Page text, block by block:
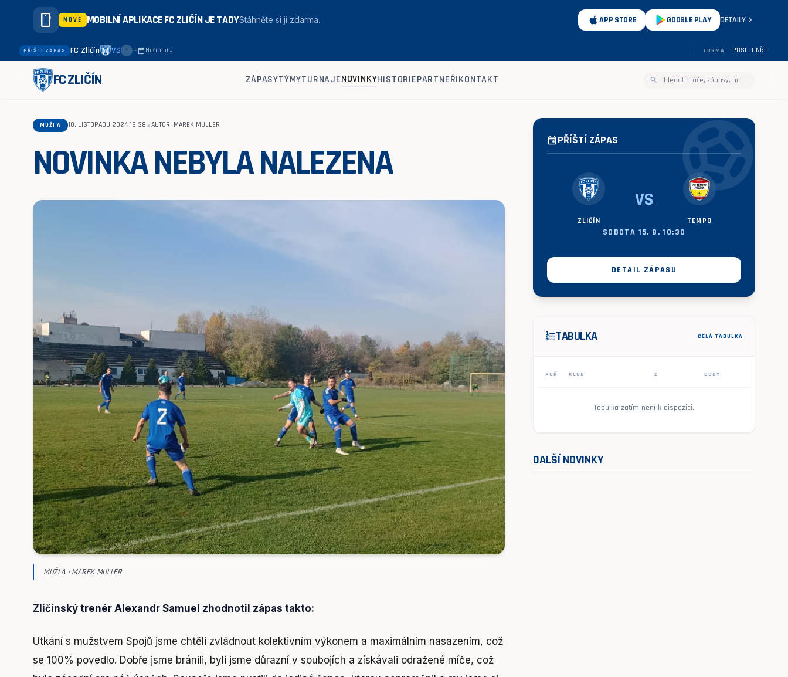
smartphone NOVÉ MOBILNÍ APLIKACE FC ZLIČÍN JE TADYStáhněte si ji zdarma. APP STORE GOOGLE PLAY DETAILY chevron_right
PŘÍŠTÍ ZÁPAS FC Zličín VS – —calendar_today Načítání… FORMA POSLEDNÍ: —
FC ZLIČÍN ZÁPASYTÝMYTURNAJENOVINKYHISTORIEPARTNEŘIKONTAKT search
MUŽI A 10. LISTOPADU 2024 19:38 •AUTOR: MAREK MULLER
NOVINKA NEBYLA NALEZENA
MUŽI A · MAREK MULLER
Zličínský trenér Alexandr Samuel zhodnotil zápas takto:
Utkání s mužstvem Spojů jsme chtěli zvládnout kolektivním výkonem a maximálním nasazením, což
se 100% povedlo. Dobře jsme bránili, byli jsme důrazní v soubojích a získávali odražené míče, což
sports_soccer
eventPŘÍŠTÍ ZÁPAS
ZLIČÍN
VS
TEMPO
SOBOTA 15. 8. 10:30
DETAIL ZÁPASU
format_list_numberedTABULKA CELÁ TABULKA
POŘ KLUB Z BODY
Tabulka zatím není k dispozici.
DALŠÍ NOVINKY